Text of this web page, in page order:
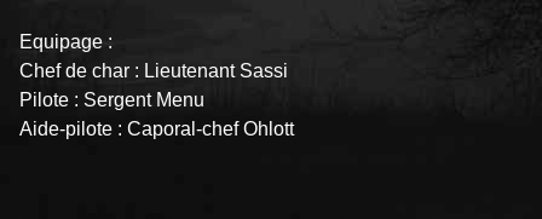
Equipage :
Chef de char : Lieutenant Sassi
Pilote : Sergent Menu
Aide-pilote : Caporal-chef Ohlott